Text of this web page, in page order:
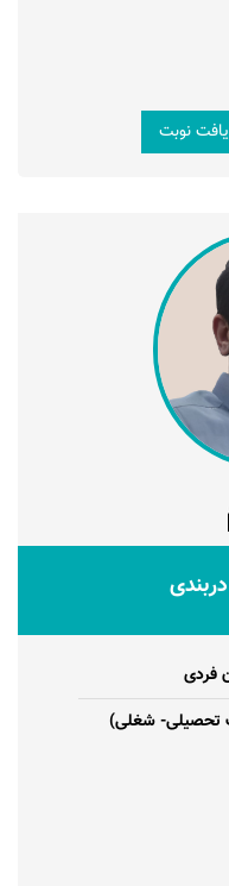
نوبت
فردی
تحصیلی- شغلی)